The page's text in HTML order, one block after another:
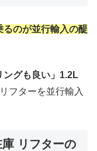
るのが並行輸入の醍
グも良い」 1.2L
フターを並行輸入
リフターの